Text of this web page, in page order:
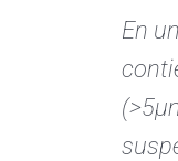
En